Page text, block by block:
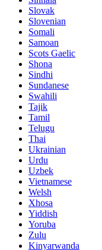
Slovak
Slovenian
Somali
Samoan
Scots Gaelic
Shona
Sindhi
Sundanese
Swahili
Tajik
Tamil
Telugu
Thai
Ukrainian
Urdu
Uzbek
Vietnamese
Welsh
Xhosa
Yiddish
Yoruba
Zulu
Kinyarwanda